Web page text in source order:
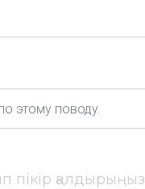
пікір қалдырыңыз